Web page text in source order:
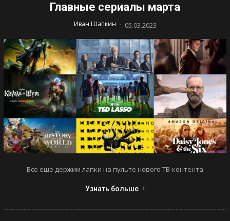
Главные сериалы марта
Иван Шапкин - 05.03.2023
Все еще держим лапки на пульте нового ТВ-контента
Узнать больше